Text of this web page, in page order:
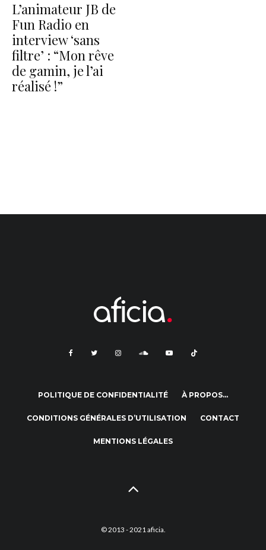
L’animateur JB de
Fun Radio en
interview ‘sans
filtre’ : “Mon rêve
de gamin, je l’ai
réalisé !”
POLITIQUE DE CONFIDENTIALITÉ À PROPOS…
CONDITIONS GÉNÉRALES D’UTILISATION CONTACT
MENTIONS LÉGALES
© 2013 - 2021 aficia.